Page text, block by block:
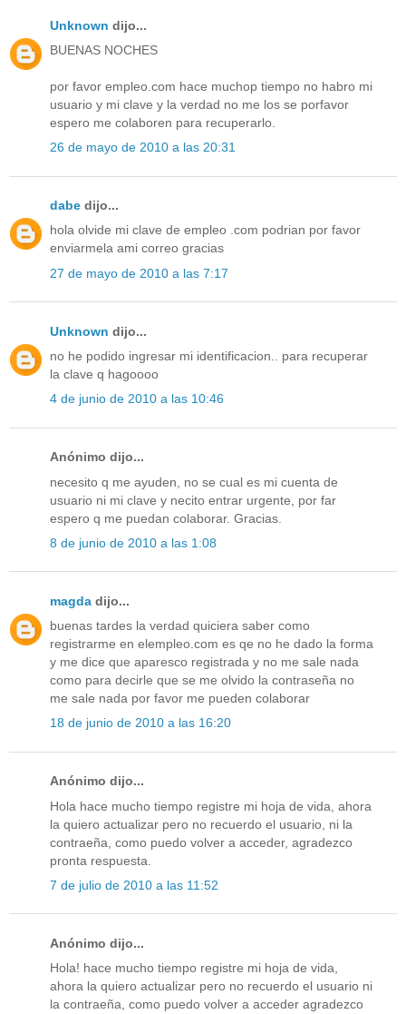
Unknown dijo...
BUENAS NOCHES
por favor empleo.com hace muchop tiempo no habro mi
usuario y mi clave y la verdad no me los se porfavor
espero me colaboren para recuperarlo.
26 de mayo de 2010 a las 20:31
dabe dijo...
hola olvide mi clave de empleo .com podrian por favor
enviarmela ami correo gracias
27 de mayo de 2010 a las 7:17
Unknown dijo...
no he podido ingresar mi identificacion.. para recuperar
la clave q hagoooo
4 de junio de 2010 a las 10:46
Anónimo dijo...
necesito q me ayuden, no se cual es mi cuenta de
usuario ni mi clave y necito entrar urgente, por far
espero q me puedan colaborar. Gracias.
8 de junio de 2010 a las 1:08
magda dijo...
buenas tardes la verdad quiciera saber como
registrarme en elempleo.com es qe no he dado la forma
y me dice que aparesco registrada y no me sale nada
como para decirle que se me olvido la contraseña no
me sale nada por favor me pueden colaborar
18 de junio de 2010 a las 16:20
Anónimo dijo...
Hola hace mucho tiempo registre mi hoja de vida, ahora
la quiero actualizar pero no recuerdo el usuario, ni la
contraeña, como puedo volver a acceder, agradezco
pronta respuesta.
7 de julio de 2010 a las 11:52
Anónimo dijo...
Hola! hace mucho tiempo registre mi hoja de vida,
ahora la quiero actualizar pero no recuerdo el usuario ni
la contraeña, como puedo volver a acceder agradezco